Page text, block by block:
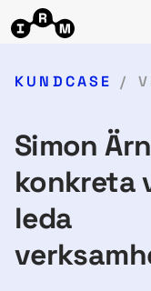
KUNDCASE
Simon
konkreta
leda